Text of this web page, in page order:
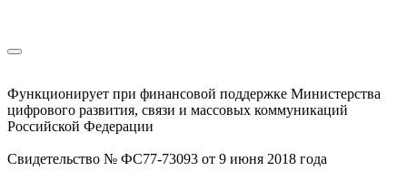
Функционирует при финансовой поддержке Министерства
цифрового развития, связи и массовых коммуникаций
Российской Федерации
Свидетельство № ФС77-73093 от 9 июня 2018 года